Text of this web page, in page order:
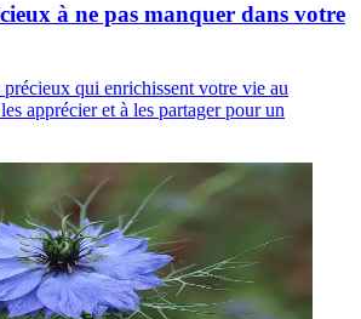
à ne pas manquer dans votre
qui enrichissent votre vie au
apprécier et à les partager pour un